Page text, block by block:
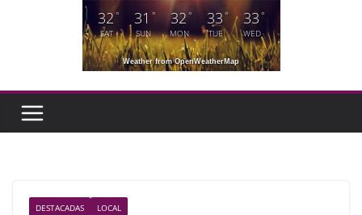
32°
SAT
31 °
SUN
32°
MON
33 °
TUE
33 °
WED
Weather from OpenWeatherMap
DESTACADAS LOCAL